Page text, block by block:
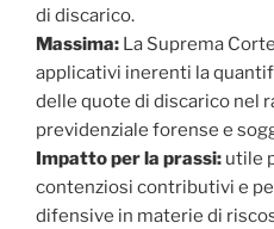
di discarico.
Massima: La Suprema
applicativi inerenti la
delle quote di discarico nel
previdenziale forense e
Impatto per la prassi: utile
contenziosi contributivi e
difensive in materie di